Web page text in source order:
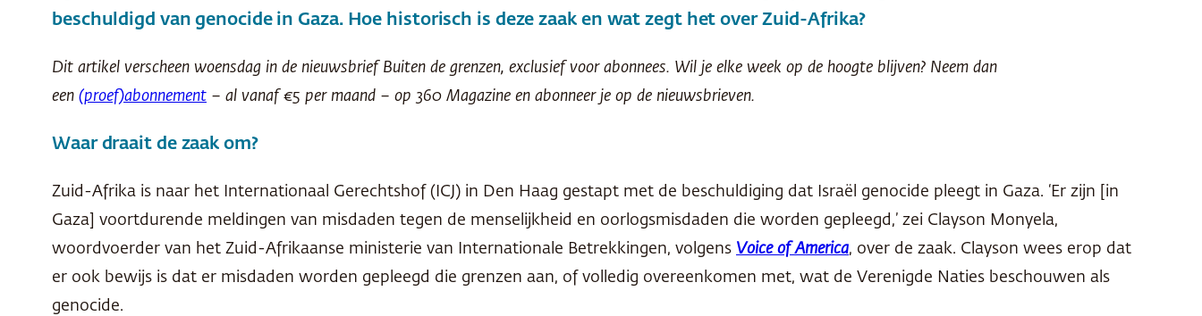
beschuldigd van genocide in Gaza. Hoe historisch is deze zaak en wat zegt het over Zuid-Afrika?
Dit artikel verscheen woensdag in de nieuwsbrief Buiten de grenzen, exclusief voor abonnees. Wil je elke week op de hoogte blijven? Neem dan
een (proef)abonnement – al vanaf €5 per maand – op 360 Magazine en abonneer je op de nieuwsbrieven.
Waar draait de zaak om?
Zuid-Afrika is naar het Internationaal Gerechtshof (ICJ) in Den Haag gestapt met de beschuldiging dat Israël genocide pleegt in Gaza. ‘Er zijn [in
Gaza] voortdurende meldingen van misdaden tegen de menselijkheid en oorlogsmisdaden die worden gepleegd,’ zei Clayson Monyela,
woordvoerder van het Zuid-Afrikaanse ministerie van Internationale Betrekkingen, volgens Voice of America, over de zaak. Clayson wees erop dat
er ook bewijs is dat er misdaden worden gepleegd die grenzen aan, of volledig overeenkomen met, wat de Verenigde Naties beschouwen als
genocide.